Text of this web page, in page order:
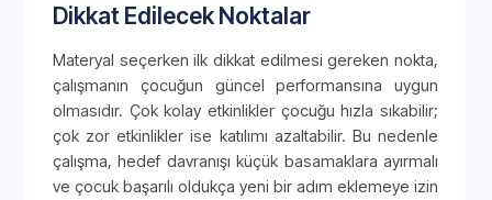
Dikkat Edilecek Noktalar
Materyal seçerken ilk dikkat edilmesi gereken nokta,
çalışmanın çocuğun güncel performansına uygun
olmasıdır. Çok kolay etkinlikler çocuğu hızla sıkabilir;
çok zor etkinlikler ise katılımı azaltabilir. Bu nedenle
çalışma, hedef davranışı küçük basamaklara ayırmalı
ve çocuk başarılı oldukça yeni bir adım eklemeye izin